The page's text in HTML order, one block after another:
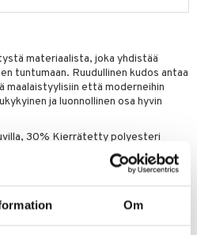
Om
materiaalista, joka yhdistää
tuntumaan. Ruudullinen kudos antaa
maalaistyylisiin että moderneihin
ja luonnollinen osa hyvin
30% Kierrätetty polyesteri